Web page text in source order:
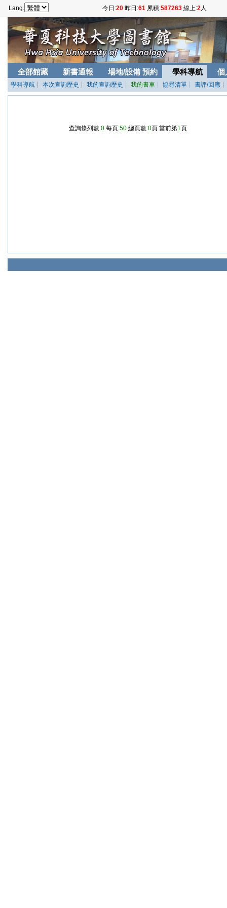
Lang. 今日:20昨日:61累積:587263線上:2人
全部館藏 新書通報 場地/設備 預約 學科導航 個
學科導航 ┊ 本次查詢歷史 ┊ 我的查詢歷史 ┊ 我的書車 ┊ 協尋清單 ┊ 書評/回應
查詢條列數:0 每頁:50 總頁數:0頁 當前第1頁